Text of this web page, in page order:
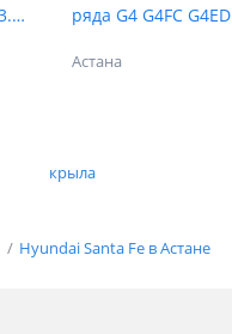
ряда G4 G4FC G4ED
Астана
крыла
Hyundai Santa Fe в Астане